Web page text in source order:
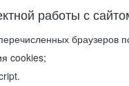
работы с
браузеров
cookies;